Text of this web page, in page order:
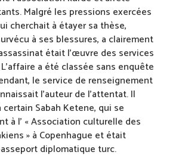
Malgré les pressions exercées
cherchait à étayer sa thèse,
à ses blessures, a clairement
était l’œuvre des services
a été classée sans enquête
le service de renseignement
l’auteur de l’attentat. Il
certain Sabah Ketene, qui se
à l’ « Association culturelle des
» à Copenhague et était
diplomatique turc.